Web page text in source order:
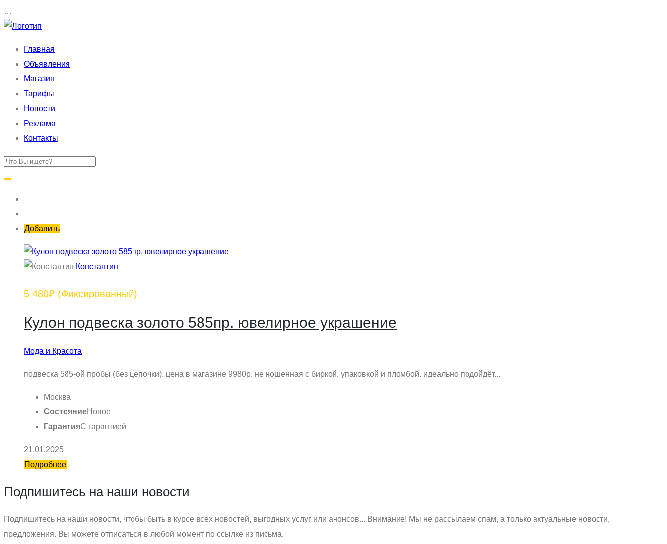
…
Главная
Объявления
Магазин
Тарифы
Новости
Реклама
Контакты
Добавить
Константин
5 480₽ (Фиксированный)
Кулон подвеска золото 585пр. ювелирное украшение
Мода и Красота
подвеска 585-ой пробы (без цепочки). цена в магазине 9980р. не ношенная с биркой, упаковкой и пломбой. идеально подойдёт...
Москва
СостояниеНовое
ГарантияС гарантией
21.01.2025
Подробнее
Подпишитесь на наши новости
Подпишитесь на наши новости, чтобы быть в курсе всех новостей, выгодных услуг или анонсов... Внимание! Мы не рассылаем спам, а только актуальные новости,
предложения. Вы можете отписаться в любой момент по ссылке из письма.